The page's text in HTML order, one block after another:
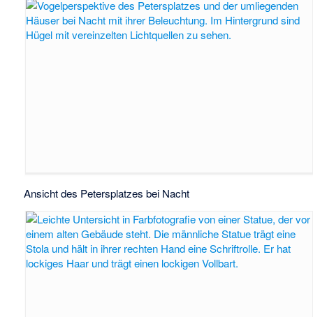
Ansicht des Petersplatzes bei Nacht